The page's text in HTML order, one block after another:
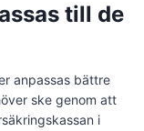
till de
anpassas bättre
ske genom att
i